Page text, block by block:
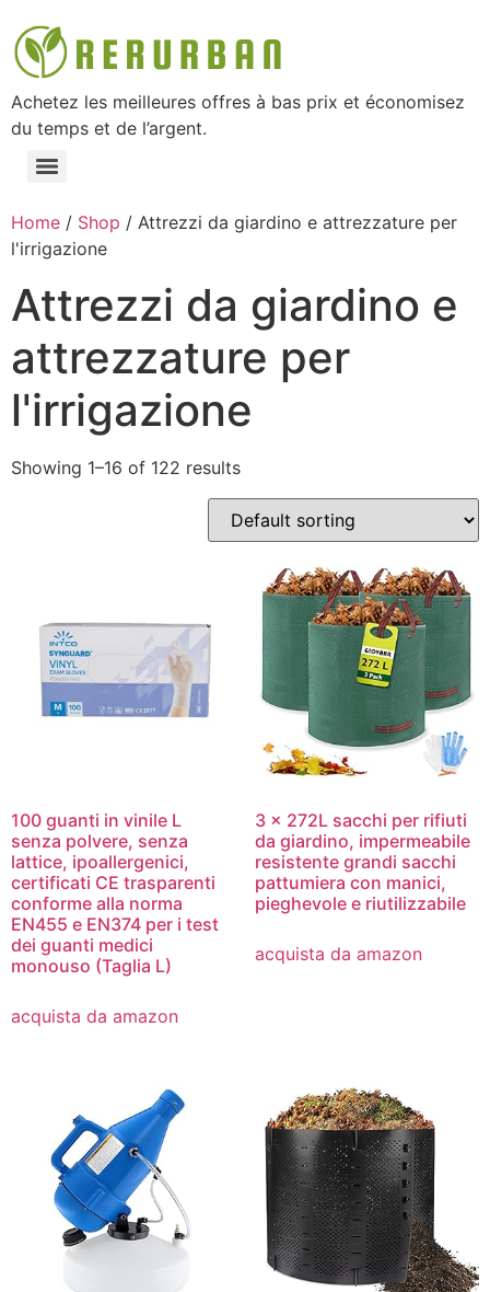
Achetez les meilleures offres à bas prix et économisez
du temps et de l’argent.
Home / Shop / Attrezzi da giardino e attrezzature per
l'irrigazione
Attrezzi da giardino e
attrezzature per
l'irrigazione
Showing 1–16 of 122 results
100 guanti in vinile L
senza polvere, senza
lattice, ipoallergenici,
certificati CE trasparenti
conforme alla norma
EN455 e EN374 per i test
dei guanti medici
monouso (Taglia L)
acquista da amazon
3 x 272L sacchi per rifiuti
da giardino, impermeabile
resistente grandi sacchi
pattumiera con manici,
pieghevole e riutilizzabile
acquista da amazon